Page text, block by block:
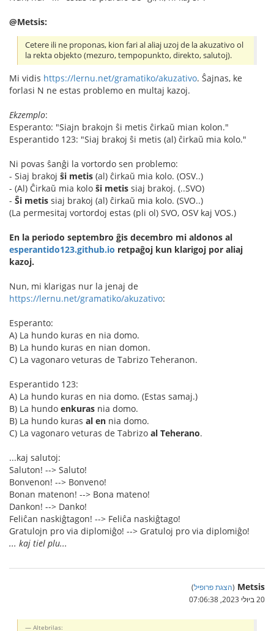
@Metsis:
Cetere ili ne proponas, kion fari al aliaj uzoj de la akuzativo ol
la rekta objekto (mezuro, tempopunkto, direkto, salutoj).
Mi vidis https://lernu.net/gramatiko/akuzativo. Ŝajnas, ke
forlasi N ne estas problemo en multaj kazoj.
Ekzemplo:
Esperanto: "Siajn brakojn ŝi metis ĉirkaŭ mian kolon."
Esperantido 123: "Siaj brakoj ŝi metis (al) ĉirkaŭ mia kolo."
Ni povas ŝanĝi la vortordo sen problemo:
- Siaj brakoj ŝi metis (al) ĉirkaŭ mia kolo. (OSV..)
- (Al) Ĉirkaŭ mia kolo ŝi metis siaj brakoj. (..SVO)
- Ŝi metis siaj brakoj (al) ĉirkaŭ mia kolo. (SVO..)
(La permesitaj vortordoj estas (pli ol) SVO, OSV kaj VOS.)
En la periodo septembro ĝis decembro mi aldonos al
esperantido123.github.io retpaĝoj kun klarigoj por aliaj
kazoj.
Nun, mi klarigas nur la jenaj de
https://lernu.net/gramatiko/akuzativo:
Esperanto:
A) La hundo kuras en nia domo.
B) La hundo kuras en nian domon.
C) La vagonaro veturas de Tabrizo Teheranon.
Esperantido 123:
A) La hundo kuras en nia domo. (Estas samaj.)
B) La hundo enkuras nia domo.
B) La hundo kuras al en nia domo.
C) La vagonaro veturas de Tabrizo al Teherano.
...kaj salutoj:
Saluton! --> Saluto!
Bonvenon! --> Bonveno!
Bonan matenon! --> Bona mateno!
Dankon! --> Danko!
Feliĉan naskiĝtagon! --> Feliĉa naskiĝtago!
Gratulojn pro via diplomiĝo! --> Gratuloj pro via diplomiĝo!
... kaj tiel plu...
Metsis
(הצגת פרופיל)
20 ביולי 2023, 07:06:38
Altebrilas: